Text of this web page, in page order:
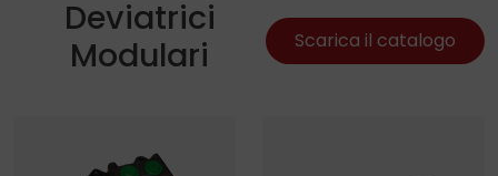
Deviatrici
Modulari
Scarica il catalogo